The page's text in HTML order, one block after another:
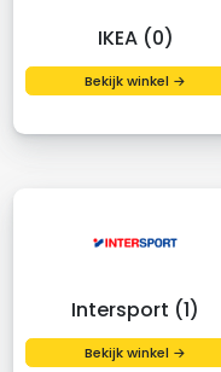
IKEA (0)
Bekijk winkel →
Intersport (1)
Bekijk winkel →